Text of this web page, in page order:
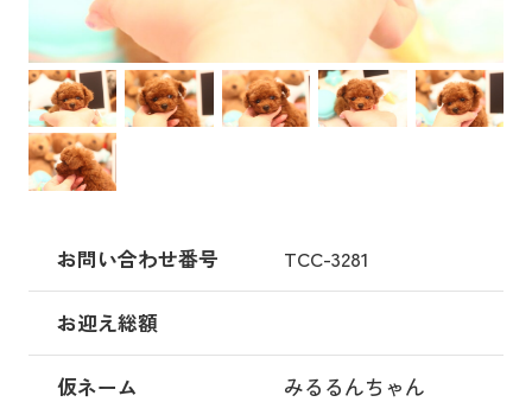
お問い合わせ番号 TCC-3281
お迎え総額
仮ネーム みるるんちゃん